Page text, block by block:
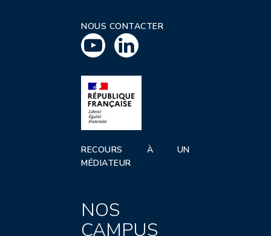
NOUS CONTACTER
RECOURS À UN
MÉDIATEUR
NOS
CAMPUS